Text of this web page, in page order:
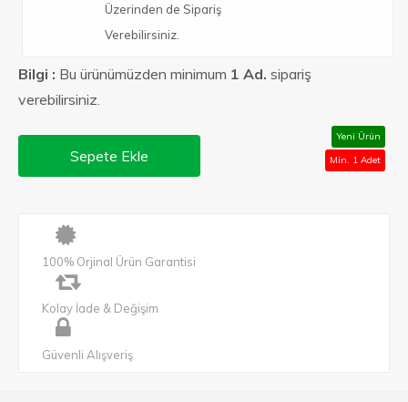
Üzerinden de Sipariş
Verebilirsiniz.
Bilgi : Bu ürünümüzden minimum 1 Ad. sipariş
verebilirsiniz.
Sepete Ekle
Yeni Ürün
Min. 1 Adet
100% Orjinal Ürün Garantisi
Kolay İade & Değişim
Güvenli Alışveriş